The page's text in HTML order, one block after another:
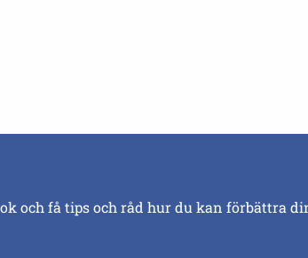
och få tips och råd hur du kan förbättra